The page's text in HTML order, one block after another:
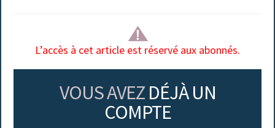
L’accès à cet article est réservé aux abonnés.
VOUS AVEZ DÉJÀ UN
COMPTE